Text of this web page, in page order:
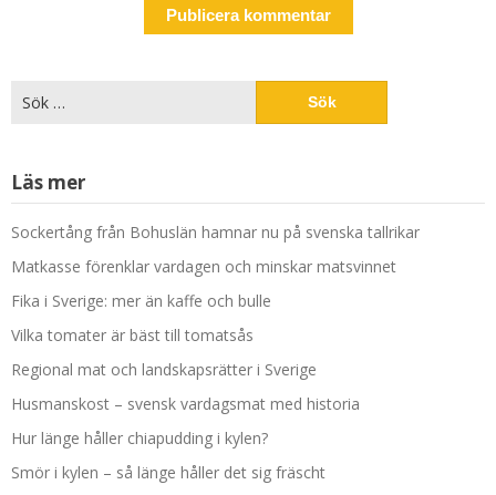
efter:
Läs mer
Sockertång från Bohuslän hamnar nu på svenska tallrikar
Matkasse förenklar vardagen och minskar matsvinnet
Fika i Sverige: mer än kaffe och bulle
Vilka tomater är bäst till tomatsås
Regional mat och landskapsrätter i Sverige
Husmanskost – svensk vardagsmat med historia
Hur länge håller chiapudding i kylen?
Smör i kylen – så länge håller det sig fräscht